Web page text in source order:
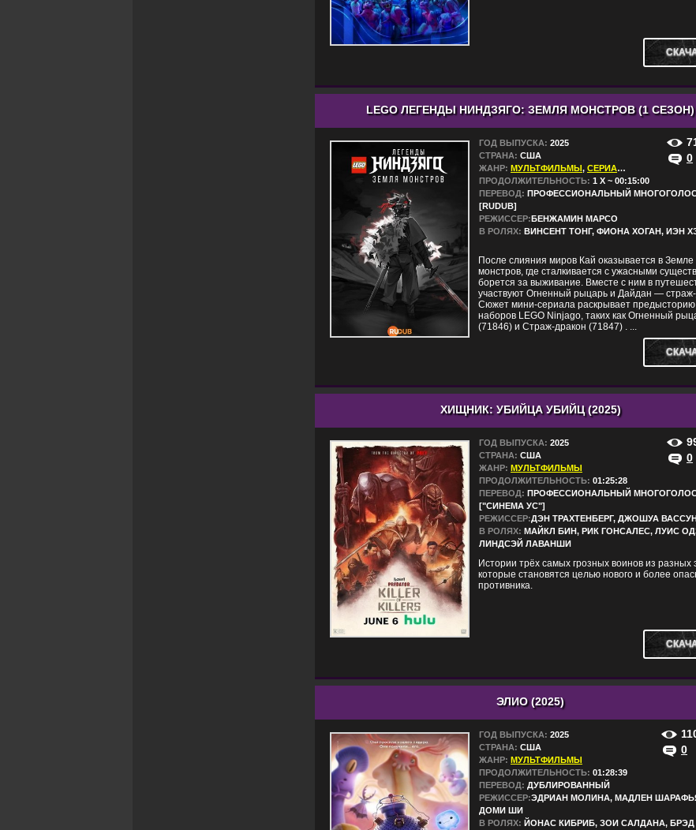
LEGO ЛЕГЕНДЫ НИНДЗЯГО: ЗЕМЛЯ МОНСТРОВ (1 СЕЗОН)
0
ГОД ВЫПУСКА: 2025
СТРАНА: США
ЖАНР: МУЛЬТФИЛЬМЫ, СЕРИАЛЫ
ПРОДОЛЖИТЕЛЬНОСТЬ: 1 X ~ 00:15:00
ПЕРЕВОД: ПРОФЕССИОНАЛЬНЫЙ
[RUDUB]
РЕЖИССЕР:БЕНЖАМИН МАРСО
В РОЛЯХ: ВИНСЕНТ ТОНГ, ФИОНА ХОГАН, ИЭН
После слияния миров Кай оказывается в Земле
монстров, где сталкивается с ужасными
борется за выживание. Вместе с ним в
участвуют Огненный рыцарь и Дайдан —
Сюжет мини-сериала раскрывает
наборов LEGO Ninjago, таких как Огненный
(71846) и Страж-дракон (71847) . ...
ХИЩНИК: УБИЙЦА УБИЙЦ (2025)
0
ГОД ВЫПУСКА: 2025
СТРАНА: США
ЖАНР: МУЛЬТФИЛЬМЫ
ПРОДОЛЖИТЕЛЬНОСТЬ: 01:25:28
ПЕРЕВОД: ПРОФЕССИОНАЛЬНЫЙ
["СИНЕМА УС"]
РЕЖИССЕР:ДЭН ТРАХТЕНБЕРГ, ДЖОШУА
В РОЛЯХ: МАЙКЛ БИН, РИК ГОНСАЛЕС, ЛУИС
ЛИНДСЭЙ ЛАВАНШИ
Истории трёх самых грозных воинов из разных
которые становятся целью нового и более
противника.
ЭЛИО (2025)
0
ГОД ВЫПУСКА: 2025
СТРАНА: США
ЖАНР: МУЛЬТФИЛЬМЫ
ПРОДОЛЖИТЕЛЬНОСТЬ: 01:28:39
ПЕРЕВОД: ДУБЛИРОВАННЫЙ
РЕЖИССЕР:ЭДРИАН МОЛИНА, МАДЛЕН
ДОМИ ШИ
В РОЛЯХ: ЙОНАС КИБРИБ, ЗОИ САЛДАНА, БРЭД